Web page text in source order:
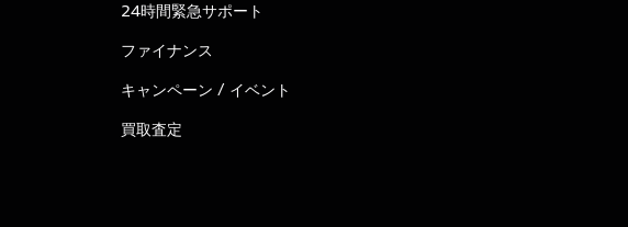
24時間緊急サポート
ファイナンス
キャンペーン / イベント
買取査定